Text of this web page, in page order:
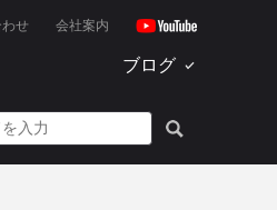
せ 会社案内
ブログ